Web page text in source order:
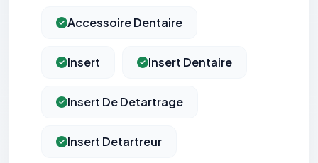
Accessoire Dentaire
Insert Insert Dentaire
Insert De Detartrage
Insert Detartreur